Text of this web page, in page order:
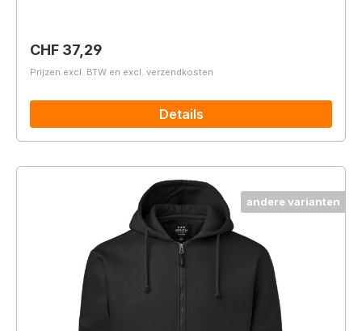
Normale prijs:
CHF 37,29
Prijzen excl. BTW en excl. verzendkosten
Details
andere varianten